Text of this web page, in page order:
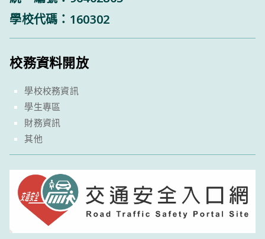
學校代碼：160302
校務資料開放
學校校務資訊
學生專區
財務資訊
其他